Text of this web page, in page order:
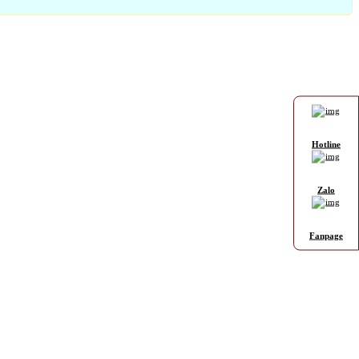
Hotline
Zalo
Fanpage